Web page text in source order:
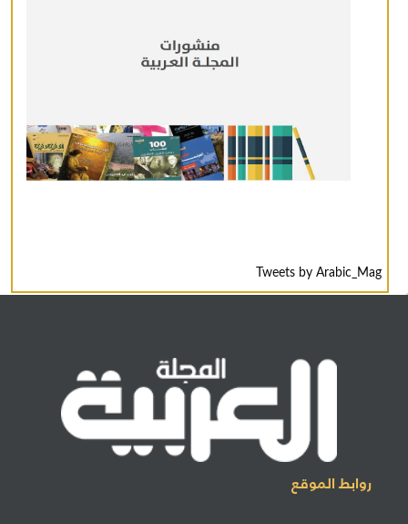
Tweets by Arabic_Mag
روابط الموقع